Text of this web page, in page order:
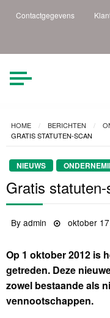
Contactgegevens
HOME BERICHTEN
GRATIS STATUTEN-SCAN
NIEUWS
Gratis
Byadmin
Posted
oktober
Op 1 oktober 2012 is
getreden. Deze
zowel bestaande als
vennootschappen.